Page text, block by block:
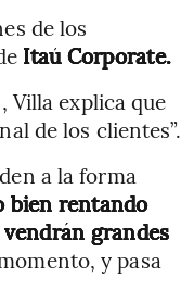
de los
Itaú Corporate.
Villa explica que
de los clientes”.
a la forma
bien rentando
grandes
y pasa